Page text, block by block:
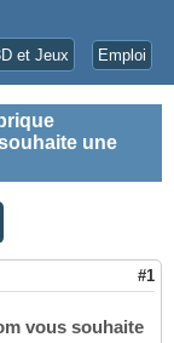
et Jeux Emploi
une
#1
vous souhaite